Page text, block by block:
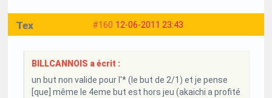
#160 12-06-2011 23:43
Tex
BILLCANNOIS a écrit :
un but non valide pour l'* (le but de 2/1) et je pense
[que] même le 4eme but est hors jeu (akaichi a profité